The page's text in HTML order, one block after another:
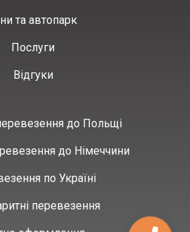
та автопарк
Послуги
Відгуки
до Польщі
до Німеччини
по Україні
перевезення